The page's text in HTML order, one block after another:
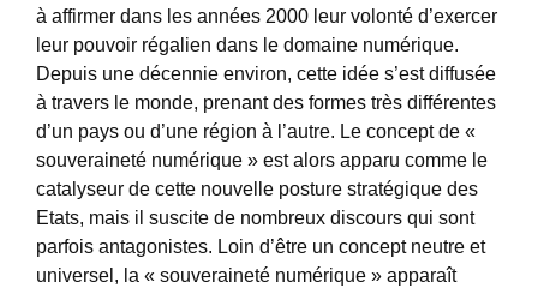
à affirmer dans les années 2000 leur volonté d’exercer
leur pouvoir régalien dans le domaine numérique.
Depuis une décennie environ, cette idée s’est diffusée
à travers le monde, prenant des formes très différentes
d’un pays ou d’une région à l’autre. Le concept de «
souveraineté numérique » est alors apparu comme le
catalyseur de cette nouvelle posture stratégique des
Etats, mais il suscite de nombreux discours qui sont
parfois antagonistes. Loin d’être un concept neutre et
universel, la « souveraineté numérique » apparaît